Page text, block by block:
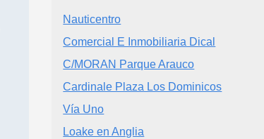
Nauticentro
Comercial E Inmobiliaria Dical
C/MORAN Parque Arauco
Cardinale Plaza Los Dominicos
Vía Uno
Loake en Anglia